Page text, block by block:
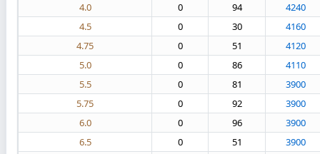
4.0
0 94
4240
4.5
0 30
4160
4.75
0 51
4120
5.0
0 86
4110
5.5
0 81
3900
5.75
0 92
3900
6.0
0 96
3900
6.5
0 51
3900